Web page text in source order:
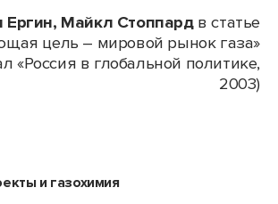
Ергин, Майкл Стоппард в статье
цель – мировой рынок газа»
«Россия в глобальной политике,
2003)
и газохимия